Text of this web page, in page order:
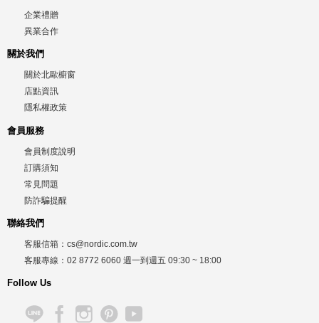
企業禮贈
異業合作
關於我們
關於北歐櫥窗
店點資訊
隱私權政策
會員服務
會員制度說明
訂購須知
常見問題
防詐騙提醒
聯絡我們
客服信箱： cs@nordic.com.tw
客服專線： 02 8772 6060 週一到週五 09:30 ~ 18:00
Follow Us